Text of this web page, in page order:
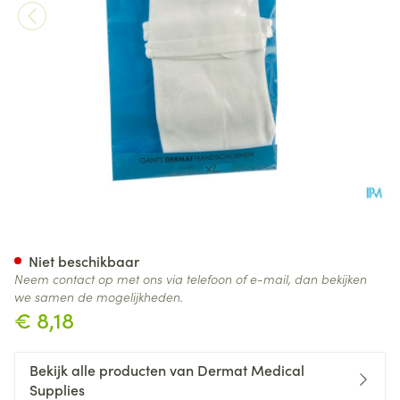
€ 8,18
Niet beschikbaar
Neem contact op met ons via telefoon of e-mail, dan bekijken
we samen de mogelijkheden.
Bekijk alle producten van Dermat Medical
Supplies